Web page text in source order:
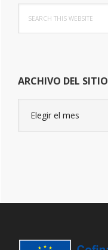
this
website
ARCHIVO DEL SITIO
sitio